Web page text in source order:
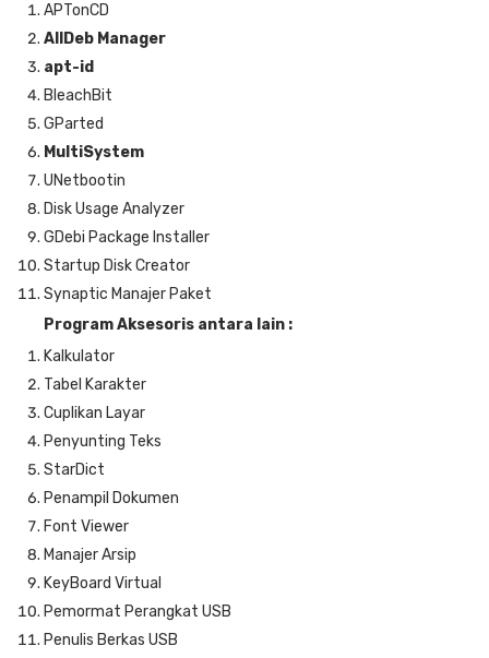
APTonCD
AllDeb Manager
apt-id
BleachBit
GParted
MultiSystem
UNetbootin
Disk Usage Analyzer
GDebi Package Installer
Startup Disk Creator
Synaptic Manajer Paket
Program Aksesoris antara lain :
Kalkulator
Tabel Karakter
Cuplikan Layar
Penyunting Teks
StarDict
Penampil Dokumen
Font Viewer
Manajer Arsip
KeyBoard Virtual
Pemormat Perangkat USB
Penulis Berkas USB